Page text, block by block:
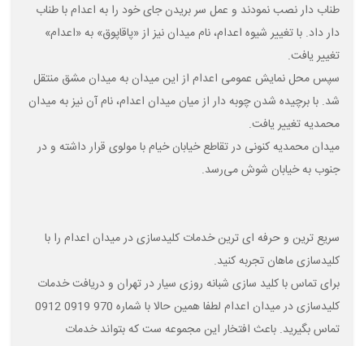
طناب دار نصب نمودند و عمل سر بریدن جای خود را به اعدام با طناب
دار داد. با تغییر شیوه اعدام، نام میدان نیز از «پاقاپوق» به «اعدام»
تغییر یافت.
سپس محل نمایش عمومی اعدام از این میدان به میدان مشق منتقل
شد. با برچیده شدن چوبه دار از میان میدان اعدام، نام آن نیز به میدان
محمدیه تغییر یافت.
میدان محمدیه کنونی در تقاطع خیابان خیام با مولوی قرار داشته و در
جنوب به خیابان شوش می‌رسد.
سریع ترین و حرفه ای ترین خدمات کلیدسازی در میدان اعدام را با
کلیدسازی ماهان تجربه کنید.
برای تماس با کلید سازی شبانه روزی سیار در تهران و دریافت خدمات
کلیدسازی در میدان اعدام
لطفا همین حالا با شماره 970 0919 0912
تماس بگیرید. باعث افتخار این مجموعه ست که بتواند خدمات